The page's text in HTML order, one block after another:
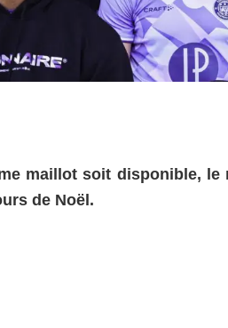
maillot soit disponible, le
de Noël.